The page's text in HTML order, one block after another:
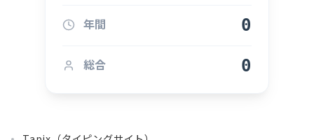
年間 0
総合 0